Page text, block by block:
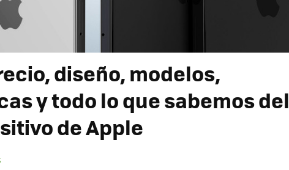
diseño, modelos,
y todo lo que sabemos del
de Apple